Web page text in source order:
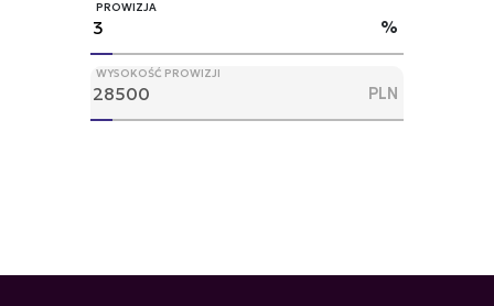
PROWIZJA
%
WYSOKOŚĆ PROWIZJI
PLN